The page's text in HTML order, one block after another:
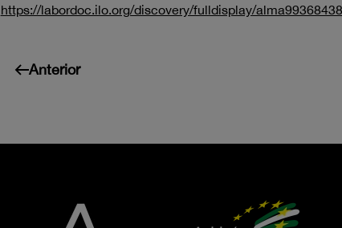
https://labordoc.ilo.org/discovery/fulldisplay/
Anterior